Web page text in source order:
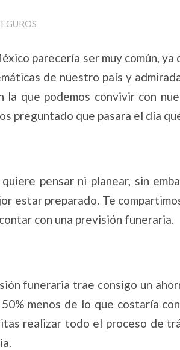
parecería ser muy común, ya
de nuestro país y
la que podemos convivir con
preguntado que pasara el día
pensar ni planear, sin
estar preparado. Te
con una previsión funeraria.
funeraria trae consigo un
menos de lo que costaría
realizar todo el proceso de